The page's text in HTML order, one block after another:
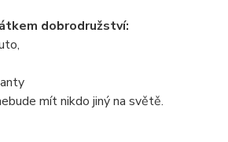
dobrodružství:
mít nikdo jiný na světě.